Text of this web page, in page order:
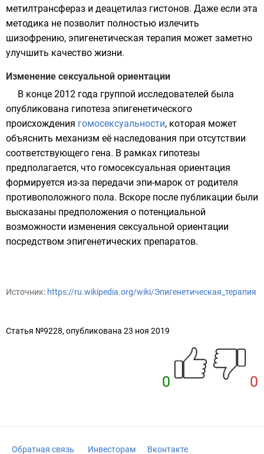
метилтрансфераз и деацетилаз гистонов. Даже если эта
методика не позволит полностью излечить
шизофрению, эпигенетическая терапия может заметно
улучшить качество жизни.
Изменение сексуальной ориентации
В конце 2012 года группой исследователей была
опубликована гипотеза эпигенетического
происхождения гомосексуальности, которая может
объяснить механизм её наследования при отсутствии
соответствующего гена. В рамках гипотезы
предполагается, что гомосексуальная ориентация
формируется из-за передачи эпи-марок от родителя
противоположного пола. Вскоре после публикации были
высказаны предположения о потенциальной
возможности изменения сексуальной ориентации
посредством эпигенетических препаратов.
Источник: https://ru.wikipedia.org/wiki/Эпигенетическая_терапия
Статья №9228, опубликована 23 ноя 2019
0 0
Обратная связь Инвесторам Вконтакте